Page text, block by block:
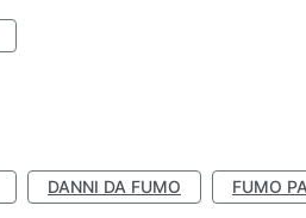
DANNI DA FUMO
FUMO